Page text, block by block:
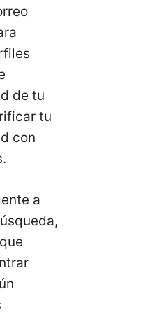
de tu
tu
con
a